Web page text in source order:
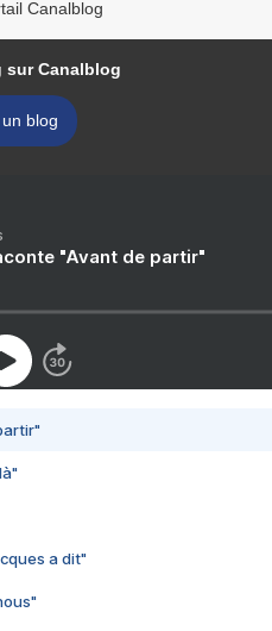
Canalblog
sur Canalblog
blog
"Avant de partir"
a dit"